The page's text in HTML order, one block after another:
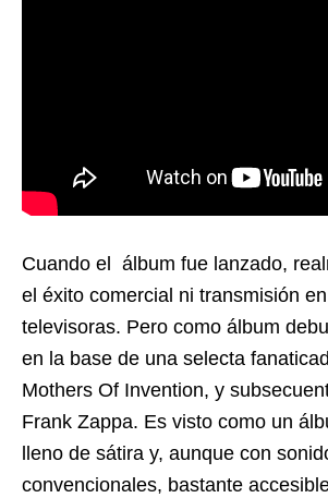
Cuando el álbum fue lanzado,
el éxito comercial ni transmisión
televisoras. Pero como álbum
en la base de una selecta
Mothers Of Invention, y
Frank Zappa. Es visto como un
lleno de sátira y, aunque con
convencionales, bastante